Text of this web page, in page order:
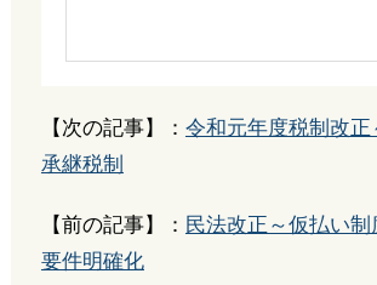
【次の記事】： 令和元年度税制改正
承継税制
【前の記事】： 民法改正～仮払い制
要件明確化